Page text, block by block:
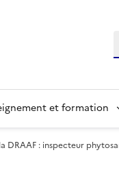
et formation
DRAAF : inspecteur